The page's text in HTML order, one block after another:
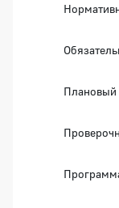
Плановый